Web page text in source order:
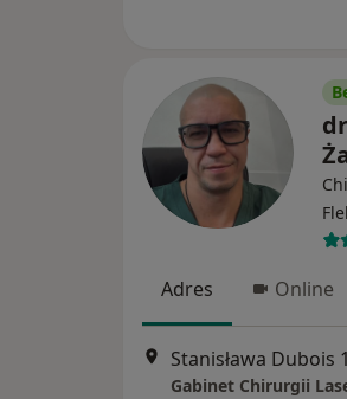
Adres Online
Gabinet Chirurgii